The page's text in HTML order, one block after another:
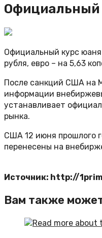
Официальный
Официальный курс
рубля, евро – на 5,63
После санкций США на
информации
устанавливает
рынка.
США 12 июня прошлого
перенесены на
Источник: http://
Вам также